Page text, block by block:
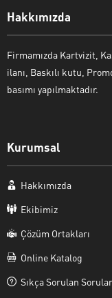
Hakkımızda
Firmamızda Kartvizit,
ilanı, Baskılı kutu,
basımı yapılmaktadır.
Kurumsal
Hakkımızda
Ekibimiz
Çözüm Ortakları
Online Katalog
Sıkça Sorulan Sorular